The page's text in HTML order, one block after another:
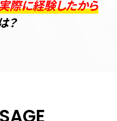
際に経験したから
？